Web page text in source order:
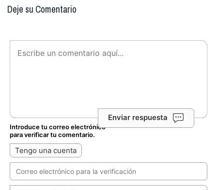
Deje su Comentario
Enviar respuesta
Introduce tu correo electrónico
para verificar tu comentario.
Tengo una cuenta